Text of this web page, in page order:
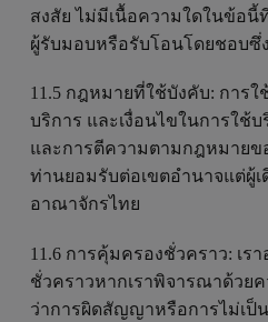
สงสัย ไม่มีเนื้อความใดในข้อ
ผู้รับมอบหรือรับโอนโดยชอบซึ่
11.5 กฎหมายที่ใช้บังคับ: การ
บริการ และเงื่อนไขในการใช้
และการตีความตามกฎหมายข
ท่านยอมรับต่อเขตอำนาจแต่ผู้
อาณาจักรไทย
11.6 การคุ้มครองชั่วคราว: เร
ชั่วคราวหากเราพิจารณาด้วย
ว่าการผิดสัญญาหรือการไม่เป็